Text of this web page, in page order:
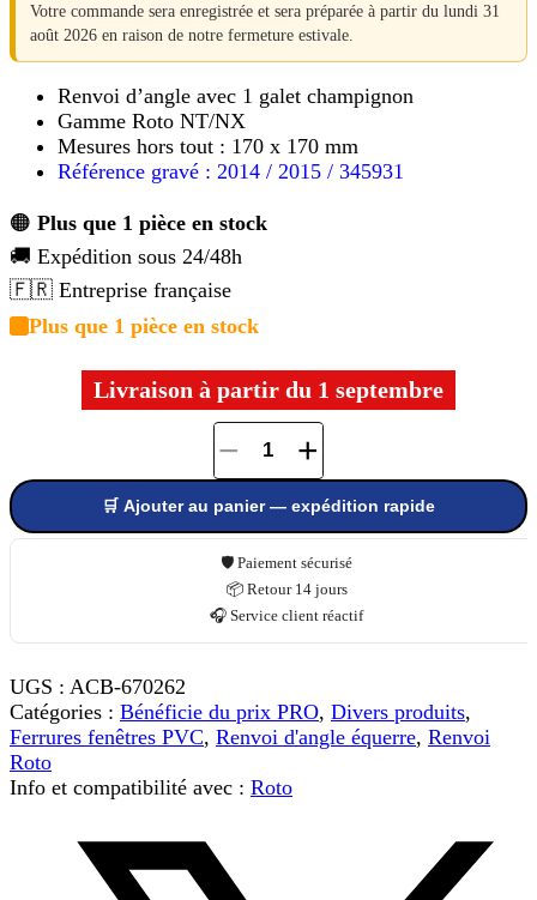
Votre commande sera enregistrée et sera préparée à partir du lundi 31
août 2026 en raison de notre fermeture estivale.
Renvoi d’angle avec 1 galet champignon
Gamme Roto NT/NX
Mesures hors tout : 170 x 170 mm
Référence gravé : 2014 / 2015 / 345931
🟠 Plus que 1 pièce en stock
🚚 Expédition sous 24/48h
🇫🇷 Entreprise française
Plus que 1 pièce en stock
Livraison à partir du 1 septembre
quantité
de
Renvoi
d'angle
équerre
galet
ROTO
− +
🛒 Ajouter au panier — expédition rapide
🛡️ Paiement sécurisé
📦 Retour 14 jours
🎧 Service client réactif
UGS : ACB-670262
Catégories : Bénéficie du prix PRO, Divers produits,
Ferrures fenêtres PVC, Renvoi d'angle équerre, Renvoi
Roto
Info et compatibilité avec : Roto